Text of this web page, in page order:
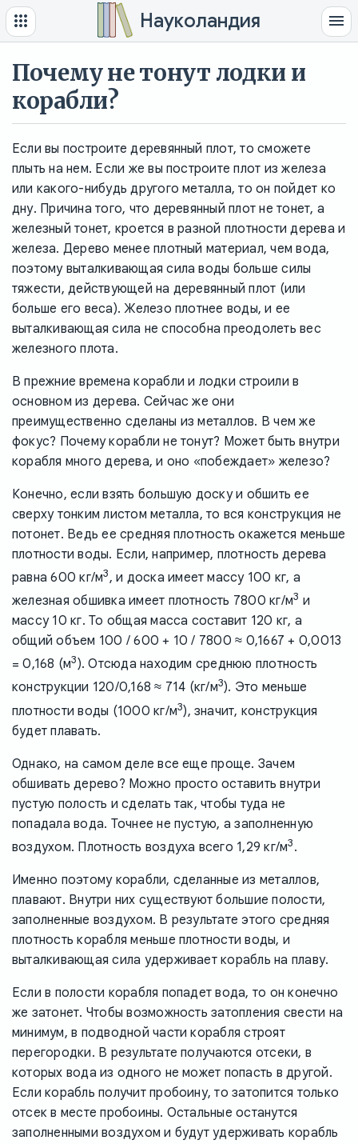
Науколандия
Почему не тонут лодки и
корабли?
Если вы построите деревянный плот, то сможете
плыть на нем. Если же вы построите плот из железа
или какого-нибудь другого металла, то он пойдет ко
дну. Причина того, что деревянный плот не тонет, а
железный тонет, кроется в разной плотности дерева и
железа. Дерево менее плотный материал, чем вода,
поэтому выталкивающая сила воды больше силы
тяжести, действующей на деревянный плот (или
больше его веса). Железо плотнее воды, и ее
выталкивающая сила не способна преодолеть вес
железного плота.
В прежние времена корабли и лодки строили в
основном из дерева. Сейчас же они
преимущественно сделаны из металлов. В чем же
фокус? Почему корабли не тонут? Может быть внутри
корабля много дерева, и оно «побеждает» железо?
Конечно, если взять большую доску и обшить ее
сверху тонким листом металла, то вся конструкция не
потонет. Ведь ее средняя плотность окажется меньше
плотности воды. Если, например, плотность дерева
равна 600 кг/м3, и доска имеет массу 100 кг, а
железная обшивка имеет плотность 7800 кг/м3 и
массу 10 кг. То общая масса составит 120 кг, а
общий объем 100 / 600 + 10 / 7800 ≈ 0,1667 + 0,0013
= 0,168 (м3). Отсюда находим среднюю плотность
конструкции 120/0,168 ≈ 714 (кг/м3). Это меньше
плотности воды (1000 кг/м3), значит, конструкция
будет плавать.
Однако, на самом деле все еще проще. Зачем
обшивать дерево? Можно просто оставить внутри
пустую полость и сделать так, чтобы туда не
попадала вода. Точнее не пустую, а заполненную
воздухом. Плотность воздуха всего 1,29 кг/м3.
Именно поэтому корабли, сделанные из металлов,
плавают. Внутри них существуют большие полости,
заполненные воздухом. В результате этого средняя
плотность корабля меньше плотности воды, и
выталкивающая сила удерживает корабль на плаву.
Если в полости корабля попадет вода, то он конечно
же затонет. Чтобы возможность затопления свести на
минимум, в подводной части корабля строят
перегородки. В результате получаются отсеки, в
которых вода из одного не может попасть в другой.
Если корабль получит пробоину, то затопится только
отсек в месте пробоины. Остальные останутся
заполненными воздухом и будут удерживать корабль